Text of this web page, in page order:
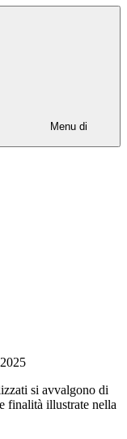
Menu di
si avvalgono di
finalità illustrate nella